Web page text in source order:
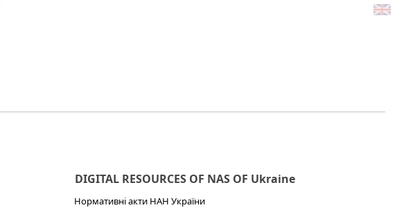
DIGITAL RESOURCES OF NAS OF Ukraine
Нормативні акти НАН України